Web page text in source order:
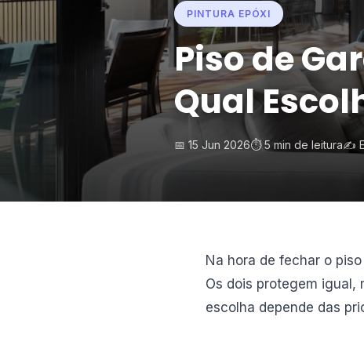
PINTURA EPÓXI
Piso de
Qual
📅 15 Jun 2026⏱️ 5 min de leitura✍️
Na hora de fechar o
Os dois protegem igual,
escolha depende das